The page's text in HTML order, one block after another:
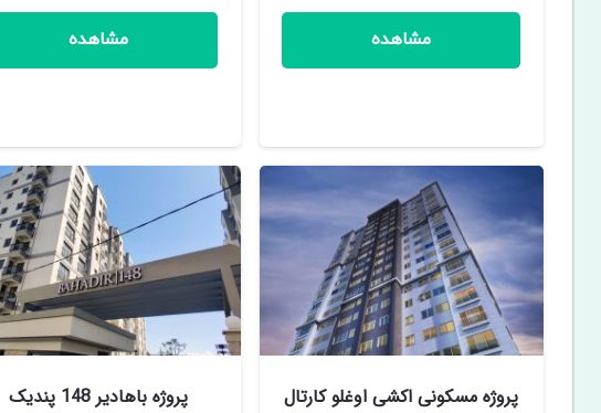
مشاهده مشاهده
پروژه مسکونی اکشی اوغلو کارتال
پروژه باهادیر 148 پندیک